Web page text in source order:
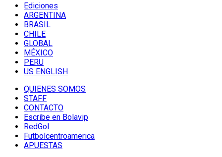
Ediciones
ARGENTINA
BRASIL
CHILE
GLOBAL
MÉXICO
PERU
US ENGLISH
QUIENES SOMOS
STAFF
CONTACTO
Escribe en Bolavip
RedGol
Futbolcentroamerica
APUESTAS